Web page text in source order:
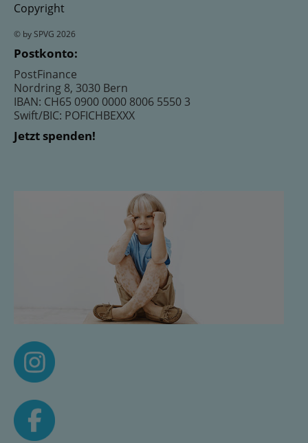
Copyright
© by SPVG 2026
Postkonto:
PostFinance
Nordring 8, 3030 Bern
IBAN: CH65 0900 0000 8006 5550 3
Swift/BIC: POFICHBEXXX
Jetzt spenden!